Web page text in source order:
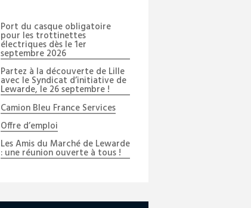
Port du casque obligatoire
pour les trottinettes
électriques dès le 1er
septembre 2026
Partez à la découverte de Lille
avec le Syndicat d’initiative de
Lewarde, le 26 septembre !
Camion Bleu France Services
Offre d’emploi
Les Amis du Marché de Lewarde
: une réunion ouverte à tous !